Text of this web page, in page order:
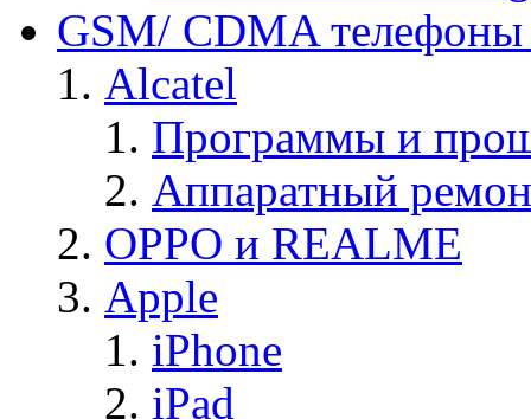
GSM/ CDMA
Alcatel
Программы и
Аппаратный
OPPO и REALME
Apple
iPhone
iPad